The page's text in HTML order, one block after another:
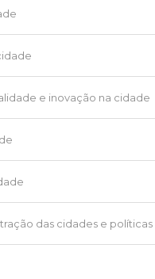
e inovação na cidade
das cidades e